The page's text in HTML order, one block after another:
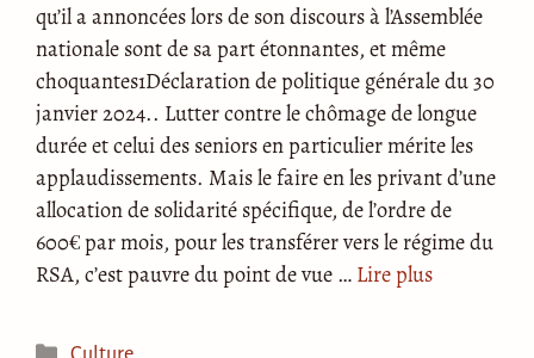
qu’il a annoncées lors de son discours à l’Assemblée
nationale sont de sa part étonnantes, et même
choquantes1Déclaration de politique générale du 30
janvier 2024.. Lutter contre le chômage de longue
durée et celui des seniors en particulier mérite les
applaudissements. Mais le faire en les privant d’une
allocation de solidarité spécifique, de l’ordre de
600€ par mois, pour les transférer vers le régime du
RSA, c’est pauvre du point de vue … Lire plus
Catégories